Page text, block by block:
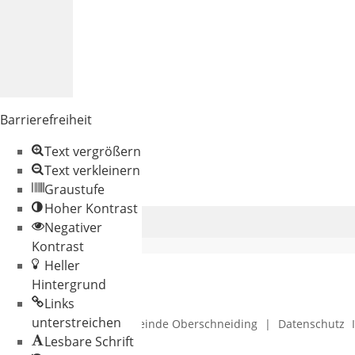
© 2026 Gemeinde Oberschneiding | Datenschutz
Barrierefreiheit
Text vergrößern
Text verkleinern
Graustufe
Hoher Kontrast
Negativer
Kontrast
Heller
Hintergrund
Links
unterstreichen
Lesbare Schrift